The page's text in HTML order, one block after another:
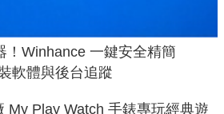
！Winhance 一鍵安全精簡
軟體與後台追蹤
My Play Watch 手錶專玩經典遊